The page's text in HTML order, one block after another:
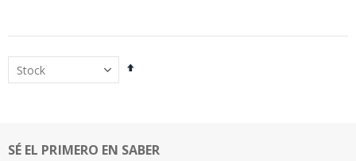
Establecer
SÉ EL PRIMERO EN SABER